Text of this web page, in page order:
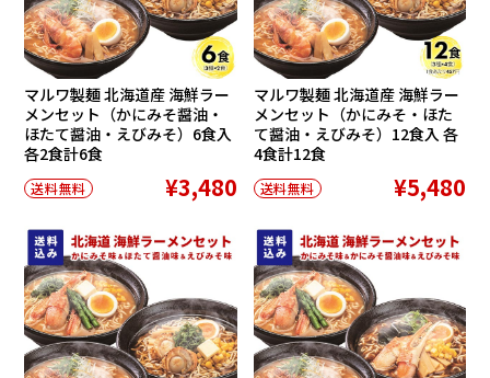
マルワ製麺 北海道産 海鮮ラー
メンセット（かにみそ醤油・
ほたて醤油・えびみそ）6食入
各2食計6食
送料無料 ¥3,480
マルワ製麺 北海道産 海鮮ラー
メンセット（かにみそ・ほた
て醤油・えびみそ）12食入 各
4食計12食
送料無料 ¥5,480